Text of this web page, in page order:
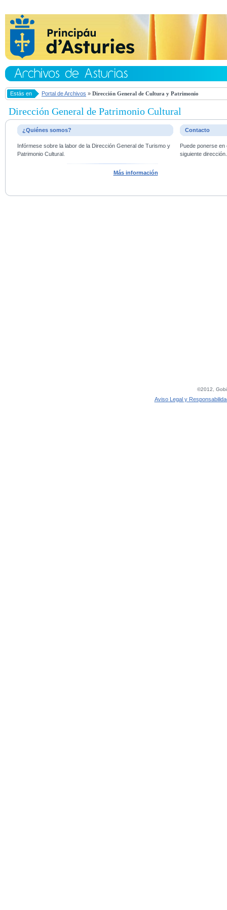
Estás en Portal de Archivos » Dirección General de Cultura y Patrimonio
Dirección General de Patrimonio Cultural
¿Quiénes somos?
Infórmese sobre la labor de la Dirección General de Turismo y
Patrimonio Cultural.
Más información
Contacto
Puede ponerse
siguiente dirección.
©2012,
Aviso Legal y